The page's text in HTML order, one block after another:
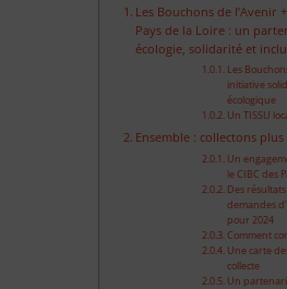
Les Bouchons de l’Avenir
Pays de la Loire : un
écologie, solidarité et
Les
initiative
écologique
Un TISSU
Ensemble : collectons
Un
le CIBC des
Des
demandes
pour 2024
Comment
Une carte
collecte
Un